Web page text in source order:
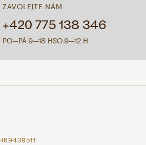
ZAVOLEJTE NÁM
+420 775 138 346
PO–PÁ:9–18 HSO:9–12 H